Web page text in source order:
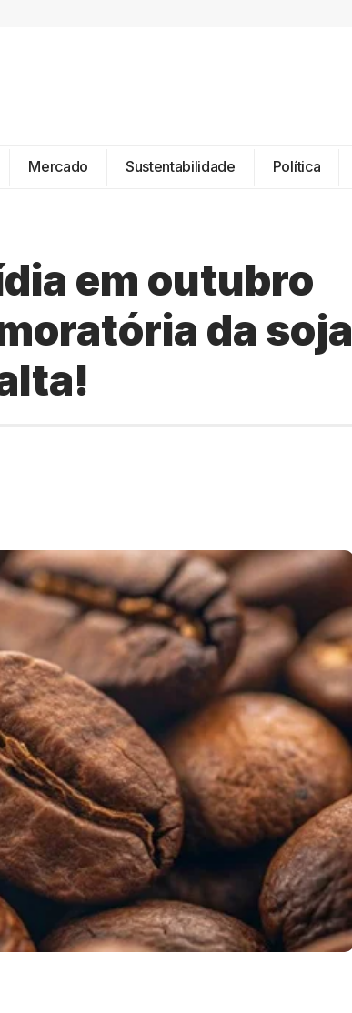
Mercado Sustentabilidade Política
em outubro
da soja